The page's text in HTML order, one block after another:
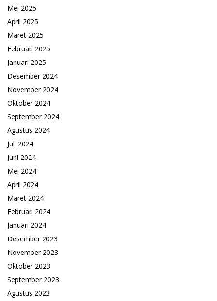
Mei 2025
April 2025
Maret 2025
Februari 2025
Januari 2025
Desember 2024
November 2024
Oktober 2024
September 2024
Agustus 2024
Juli 2024
Juni 2024
Mei 2024
April 2024
Maret 2024
Februari 2024
Januari 2024
Desember 2023
November 2023
Oktober 2023
September 2023
Agustus 2023